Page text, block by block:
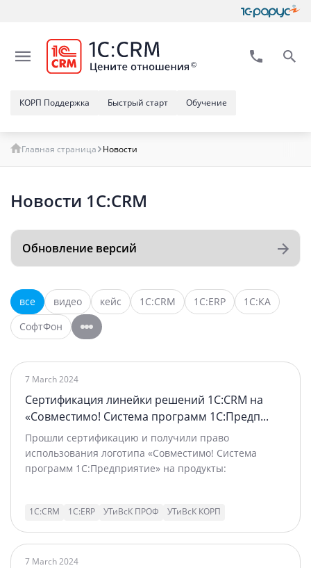
Обучение
Быстрый старт
КОРП Поддержка
Главная страница Новости
Новости 1C:CRM
все видео кейс 1С:CRM 1C:ERP
1С:КА
СофтФон
Обновление версий
7 March 2024
Сертификация линейки решений 1С:CRM на
«Совместимо! Система программ 1С:Предп...
Прошли сертификацию и получили право
использования логотипа «Совместимо! Система
программ 1С:Предприятие» на продукты:
1С:CRM 1С:ERP УТиВсК ПРОФ УТиВсК КОРП
7 March 2024